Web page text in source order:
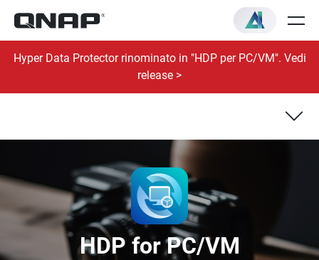
Hyper Data Protector rinominato in "HDP per PC/VM". Vedi
release >
Backup e ripristino delle VM
Backup e ripristino di PC/server
Windows®
HDP for PC/VM